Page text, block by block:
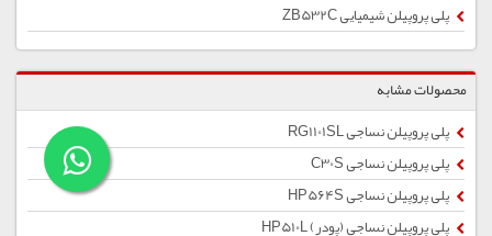
پلی پروپیلن شیمیایی ZB532C
محصولات مشابه
پلی پروپیلن نساجی RG1101SL
پلی پروپیلن نساجی C30S
پلی پروپیلن نساجی HP564S
پلی پروپیلن نساجی (پودر) HP510L